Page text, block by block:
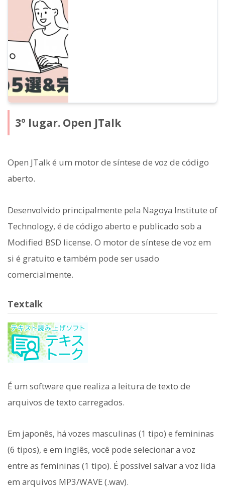
3º lugar. Open JTalk
Open JTalk é um motor de síntese de voz de código
aberto.
Desenvolvido principalmente pela Nagoya Institute of
Technology, é de código aberto e publicado sob a
Modified BSD license. O motor de síntese de voz em
si é gratuito e também pode ser usado
comercialmente.
Textalk
É um software que realiza a leitura de texto de
arquivos de texto carregados.
Em japonês, há vozes masculinas (1 tipo) e femininas
(6 tipos), e em inglês, você pode selecionar a voz
entre as femininas (1 tipo). É possível salvar a voz lida
em arquivos MP3/WAVE (.wav).